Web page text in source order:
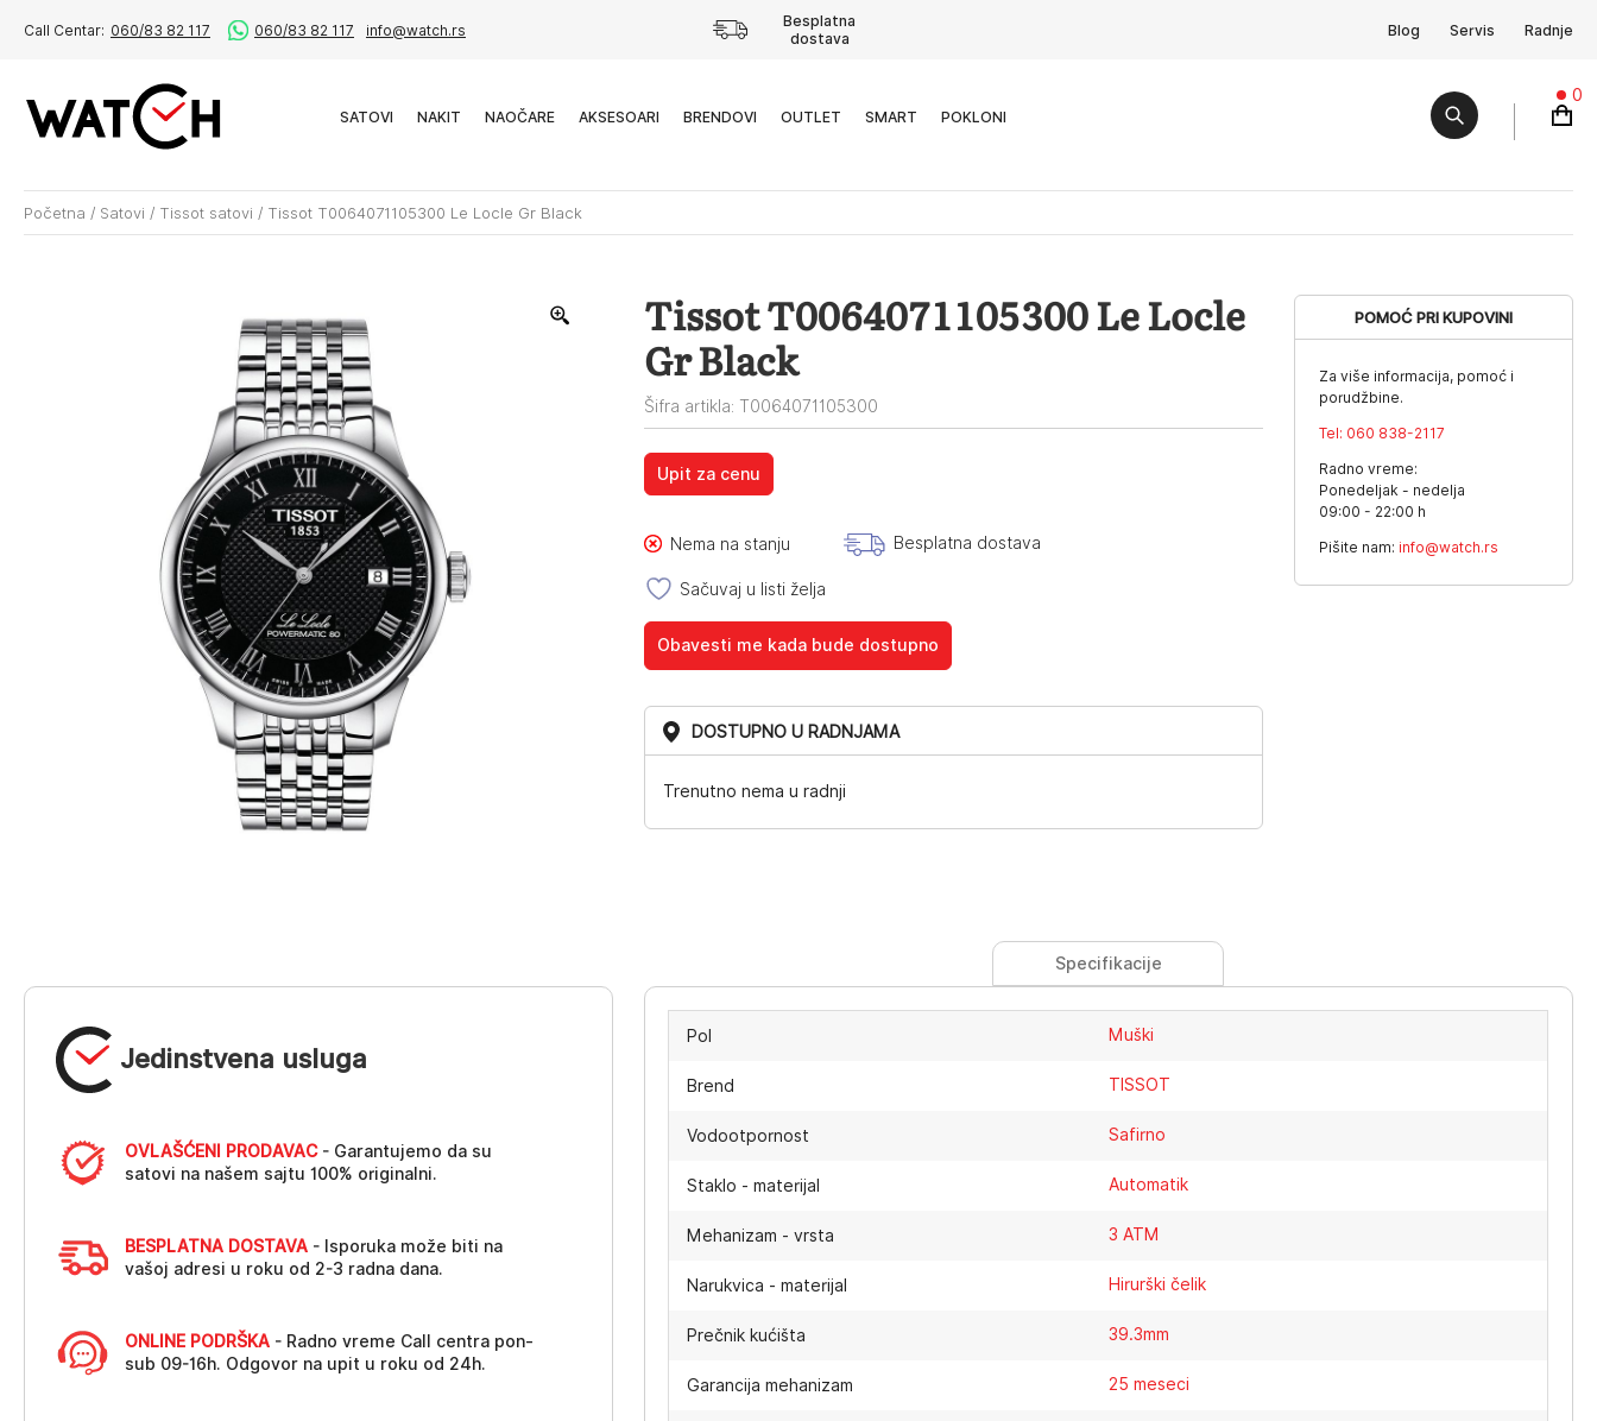
Call Centar: 060/83 82 117 060/83 82 117 info@watch.rs
Besplatna
dostava
Blog Servis Radnje
SATOVI NAKIT NAOČARE AKSESOARI BRENDOVI OUTLET SMART POKLONI
0
Početna / Satovi / Tissot satovi / Tissot T0064071105300 Le Locle Gr Black
Tissot T0064071105300 Le Locle
Gr Black
Šifra artikla: T0064071105300
Upit za cenu
Nema na stanju Besplatna dostava
Sačuvaj u listi želja
Obavesti me kada bude dostupno
DOSTUPNO U RADNJAMA
Trenutno nema u radnji
POMOĆ PRI KUPOVINI
Za više informacija, pomoć i
porudžbine.
Tel: 060 838-2117
Radno vreme:
Ponedeljak - nedelja
09:00 - 22:00 h
Pišite nam: info@watch.rs
Jedinstvena usluga
OVLAŠĆENI PRODAVAC- Garantujemo da su
satovi na našem sajtu 100% originalni.
BESPLATNA DOSTAVA - Isporuka može biti na
vašoj adresi u roku od 2-3 radna dana.
ONLINE PODRŠKA - Radno vreme Call centra pon-
sub 09-16h. Odgovor na upit u roku od 24h.
Specifikacije
Pol Muški
Brend TISSOT
Vodootpornost Safirno
Staklo - materijal Automatik
Mehanizam - vrsta 3 ATM
Narukvica - materijal Hirurški čelik
Prečnik kućišta 39.3mm
Garancija mehanizam 25 meseci